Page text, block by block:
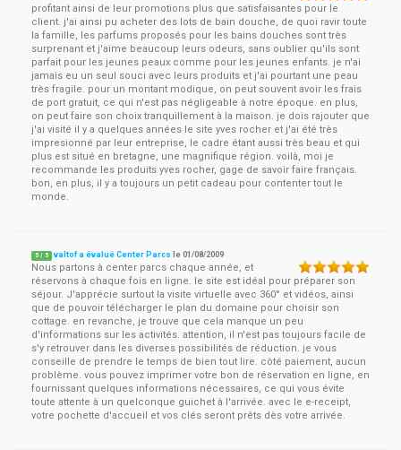
profitant ainsi de leur promotions plus que satisfaisantes pour le
client. j'ai ainsi pu acheter des lots de bain douche, de quoi ravir toute
la famille, les parfums proposés pour les bains douches sont très
surprenant et j'aime beaucoup leurs odeurs, sans oublier qu'ils sont
parfait pour les jeunes peaux comme pour les jeunes enfants. je n'ai
jamais eu un seul souci avec leurs produits et j'ai pourtant une peau
très fragile. pour un montant modique, on peut souvent avoir les frais
de port gratuit, ce qui n'est pas négligeable à notre époque. en plus,
on peut faire son choix tranquillement à la maison. je dois rajouter que
j'ai visité il y a quelques années le site yves rocher et j'ai été très
impresionné par leur entreprise, le cadre étant aussi très beau et qui
plus est situé en bretagne, une magnifique région. voilà, moi je
recommande les produits yves rocher, gage de savoir faire français.
bon, en plus, il y a toujours un petit cadeau pour contenter tout le
monde.
5 / 5 valtof a évalué Center Parcs le01/08/2009
Nous partons à center parcs chaque année, et
réservons à chaque fois en ligne. le site est idéal pour préparer son
séjour. J'apprécie surtout la visite virtuelle avec 360° et vidéos, ainsi
que de pouvoir télécharger le plan du domaine pour choisir son
cottage. en revanche, je trouve que cela manque un peu
d'informations sur les activités. attention, il n'est pas toujours facile de
s'y retrouver dans les diverses possibilités de réduction. je vous
conseille de prendre le temps de bien tout lire. côté paiement, aucun
problème. vous pouvez imprimer votre bon de réservation en ligne, en
fournissant quelques informations nécessaires, ce qui vous évite
toute attente à un quelconque guichet à l'arrivée. avec le e-receipt,
votre pochette d'accueil et vos clés seront prêts dès votre arrivée.